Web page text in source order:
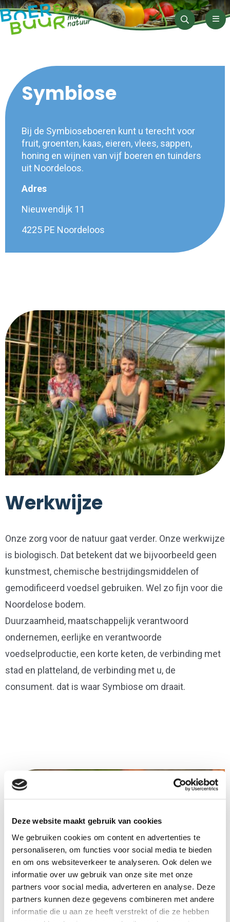
Deze website maakt gebruik van cookies
We gebruiken cookies om content en advertenties te
personaliseren, om functies voor social media te bieden
en om ons websiteverkeer te analyseren. Ook delen we
informatie over uw gebruik van onze site met onze
partners voor social media, adverteren en analyse. Deze
partners kunnen deze gegevens combineren met andere
informatie die u aan ze heeft verstrekt of die ze hebben
Zoeken
Symbiose
Bij de Symbioseboeren kunt u terecht voor
fruit, groenten, kaas, eieren, vlees, sappen,
honing en wijnen van vijf boeren en tuinders
uit Noordeloos.
Adres
Nieuwendijk 11
4225 PE Noordeloos
Werkwijze
Onze zorg voor de natuur gaat verder. Onze werkwijze
is biologisch. Dat betekent dat we bijvoorbeeld geen
kunstmest, chemische bestrijdingsmiddelen of
gemodificeerd voedsel gebruiken. Wel zo fijn voor die
Noordelose bodem.
Duurzaamheid, maatschappelijk verantwoord
ondernemen, eerlijke en verantwoorde
voedselproductie, een korte keten, de verbinding met
stad en platteland, de verbinding met u, de
consument. dat is waar Symbiose om draait.